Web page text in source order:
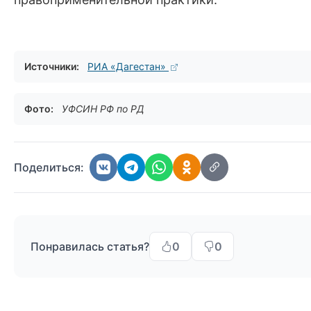
Источники: РИА «Дагестан»
Фото: УФСИН РФ по РД
Поделиться:
Понравилась статья? 0 0